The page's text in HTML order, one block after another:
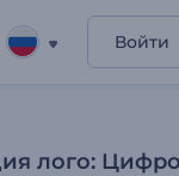
Войти
лого: